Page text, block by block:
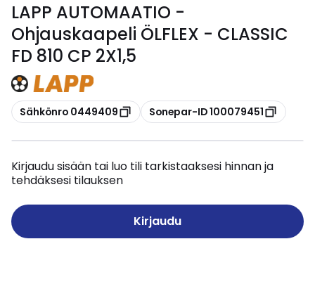
LAPP AUTOMAATIO -
Ohjauskaapeli ÖLFLEX - CLASSIC
FD 810 CP 2X1,5
Kopioi
Sähkönro 0449409 Kopioi
Sonepar-ID 100079451
Kirjaudu sisään tai luo tili tarkistaaksesi hinnan ja
tehdäksesi tilauksen
Kirjaudu